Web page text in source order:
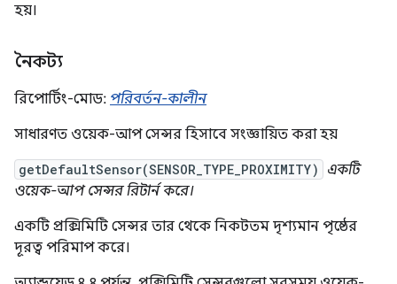
হয়।
নৈকট্য
রিপোর্টিং-মোড: পরিবর্তন-কালীন
সাধারণত ওয়েক-আপ সেন্সর হিসাবে সংজ্ঞায়িত করা হয়
getDefaultSensor(SENSOR_TYPE_PROXIMITY)
একটি
ওয়েক-আপ সেন্সর রিটার্ন করে।
একটি প্রক্সিমিটি সেন্সর তার থেকে নিকটতম দৃশ্যমান পৃষ্ঠের
দূরত্ব পরিমাপ করে।